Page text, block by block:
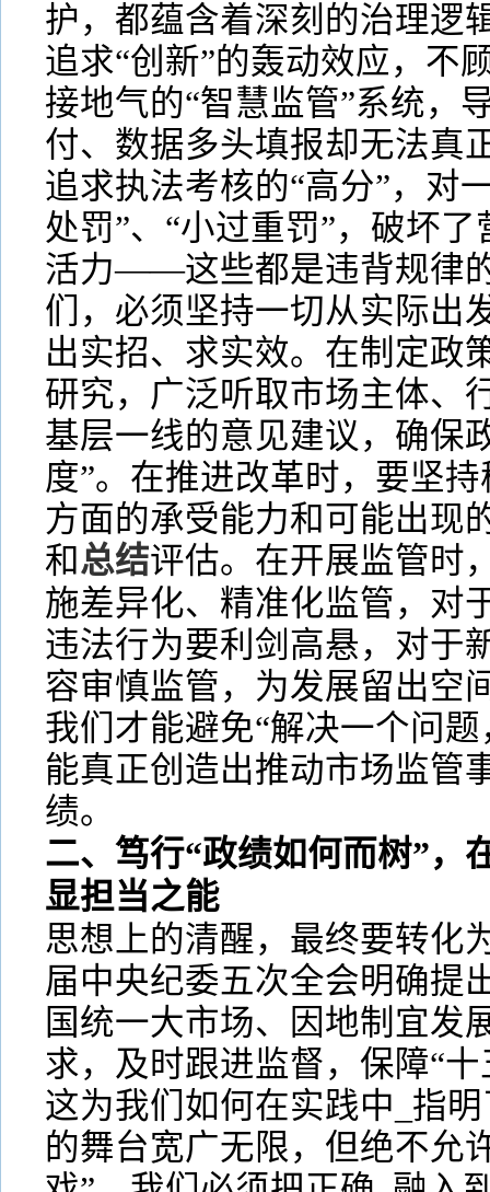
护，都蕴含着深刻的治理逻
追求“创新”的轰动效应，不
接地气的“智慧监管”系统，
付、数据多头填报却无法真
追求执法考核的“高分”，对
处罚”、“小过重罚”，破坏
活力——这些都是违背规律
们，必须坚持一切从实际出
出实招、求实效。在制定政
研究，广泛听取市场主体、
基层一线的意见建议，确保
度”。在推进改革时，要坚
方面的承受能力和可能出现
和 总结评估。在开展监管时
施差异化、精准化监管，对
违法行为要利剑高悬，对于
容审慎监管，为发展留出空
我们才能避免“解决一个问
能真正创造出推动市场监管
绩。
二、笃行“政绩如何而树”，
显担当之能
思想上的清醒，最终要转化
届中央纪委五次全会明确提
国统一大市场、因地制宜发
求，及时跟进监督，保障“
这为我们如何在实践中_指
的舞台宽广无限，但绝不允